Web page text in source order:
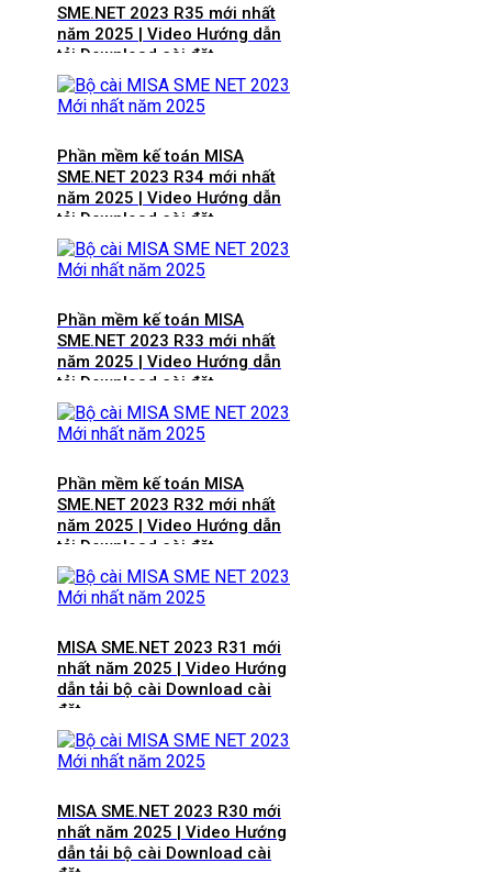
SME.NET 2023 R35 mới nhất
năm 2025 | Video Hướng dẫn
tải Download cài đặt
Phần mềm kế toán MISA
SME.NET 2023 R34 mới nhất
năm 2025 | Video Hướng dẫn
tải Download cài đặt
Phần mềm kế toán MISA
SME.NET 2023 R33 mới nhất
năm 2025 | Video Hướng dẫn
tải Download cài đặt
Phần mềm kế toán MISA
SME.NET 2023 R32 mới nhất
năm 2025 | Video Hướng dẫn
tải Download cài đặt
MISA SME.NET 2023 R31 mới
nhất năm 2025 | Video Hướng
dẫn tải bộ cài Download cài
đặt
MISA SME.NET 2023 R30 mới
nhất năm 2025 | Video Hướng
dẫn tải bộ cài Download cài
đặt